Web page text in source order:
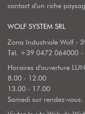
contact d'un riche
WOLF SYSTEM SRL
Zona Industriale Wolf -
Tél. +39 0472 064000 -
Horaires d'ouverture
8.00 - 12.00
13.00 - 17.00
Samedi sur rendez-vous.